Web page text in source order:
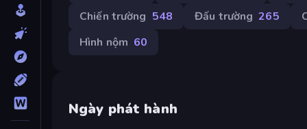
Chiến trường 548 Đấu trường 265
Hình nộm 60
Ngày phát hành